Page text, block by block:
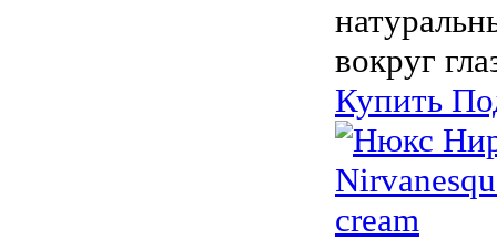
вокруг
Купить